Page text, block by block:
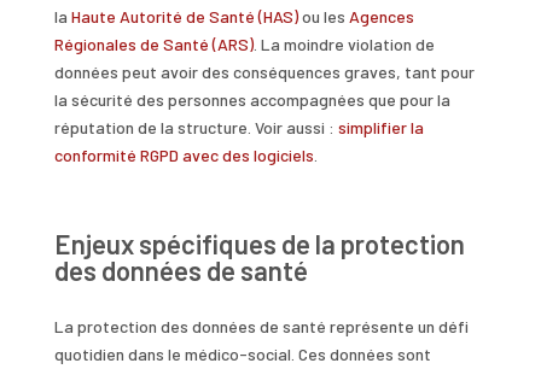
la Haute Autorité de Santé (HAS)ou les Agences
Régionales de Santé (ARS). La moindre violation de
données peut avoir des conséquences graves, tant pour
la sécurité des personnes accompagnées que pour la
réputation de la structure. Voir aussi : simplifier la
conformité RGPD avec des logiciels
Enjeux spécifiques de la protection
des données de santé
La protection des données de santé représente un défi
quotidien dans le médico-social. Ces données sont